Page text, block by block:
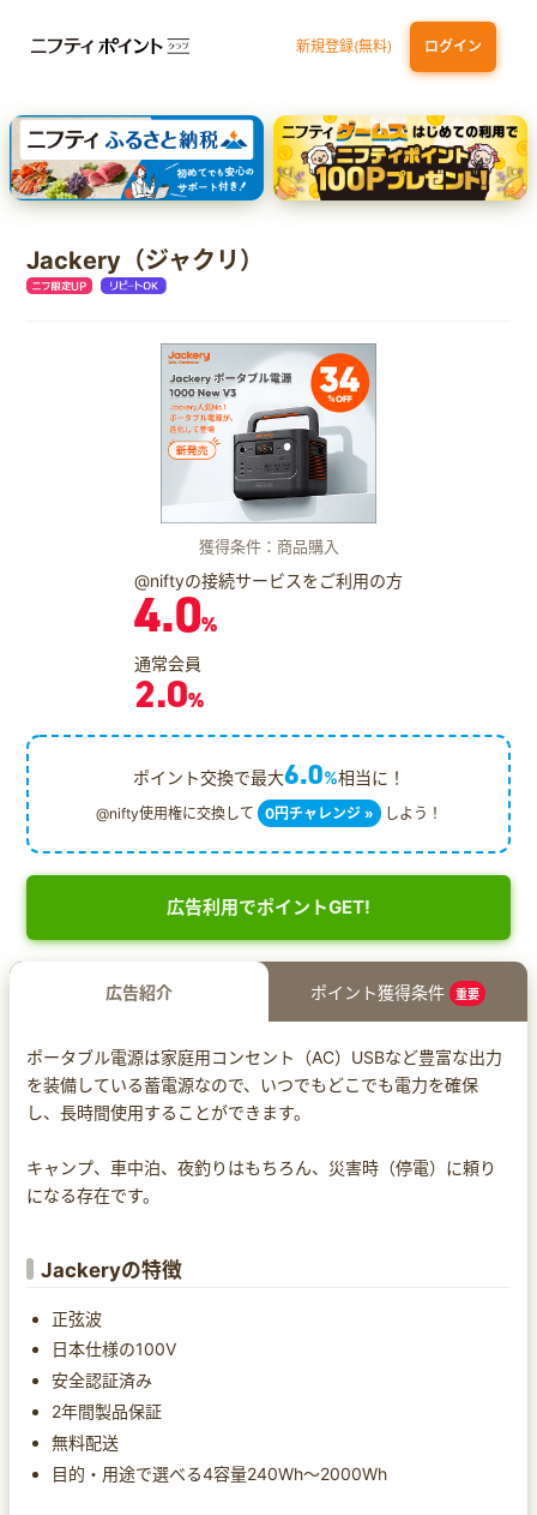
新規登録(無料) ログイン
エポスカード【最短1週間程度付与】
【親権者さまの代理申込専用】三井住友銀行Oliveお子さま用口座
三井住友カード（NL）
Jackery（ジャクリ）
獲得条件：商品購入
@niftyの接続サービスをご利用の方
4.0%
通常会員
2.0%
ポイント交換で最大6.0%相当に！
@nifty使用権に交換して 0円チャレンジ » しよう！
広告利用でポイントGET!
広告紹介 ポイント獲得条件 重要
ポータブル電源は家庭用コンセント（AC）USBなど豊富な出力
を装備している蓄電源なので、いつでもどこでも電力を確保
し、長時間使用することができます。
キャンプ、車中泊、夜釣りはもちろん、災害時（停電）に頼り
になる存在です。
Jackeryの特徴
正弦波
日本仕様の100V
安全認証済み
2年間製品保証
無料配送
目的・用途で選べる4容量240Wh〜2000Wh